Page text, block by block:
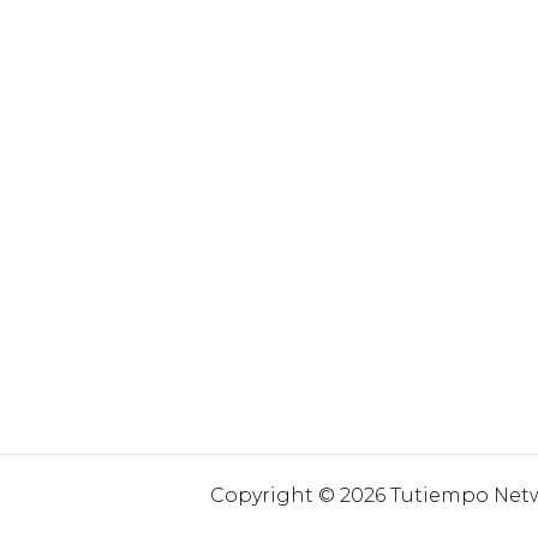
Copyright © 2026 Tutiempo